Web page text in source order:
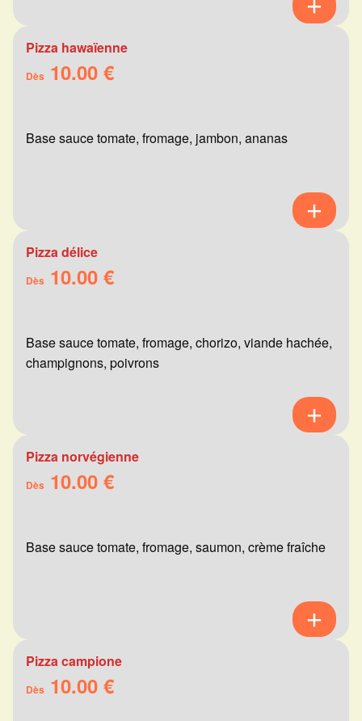
Pizza hawaïenne
Dès 10.00 €
Base sauce tomate, fromage, jambon, ananas
Pizza délice
Dès 10.00 €
Base sauce tomate, fromage, chorizo, viande hachée,
champignons, poivrons
Pizza norvégienne
Dès 10.00 €
Base sauce tomate, fromage, saumon, crème fraîche
Pizza campione
Dès 10.00 €